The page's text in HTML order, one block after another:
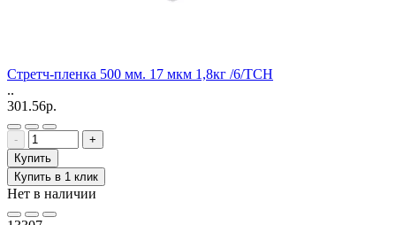
Стретч-пленка 500 мм. 17 мкм 1,8кг /6/ТСН
..
301.56р.
-
+
Купить
Купить в 1 клик
Нет в наличии